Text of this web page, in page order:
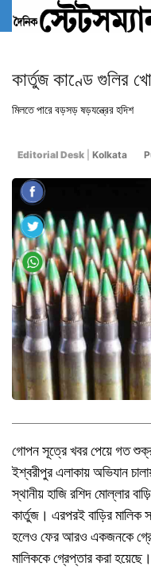
কার্তুজ কাণ্ডে গুলির
মিলতে পারে বড়সড় ষড়যন্ত্রের হদিশ
Editorial Desk Kolkata
গোপন সূত্রে খবর পেয়ে গত
ইশ্বরীপুর এলাকায় অভিযান
স্থানীয় হাজি রশিদ মোল্লার
কার্তুজ। এরপরই বাড়ির মালিক
হলেও ফের আরও একজনকে
মালিককে গ্রেপ্তার করা